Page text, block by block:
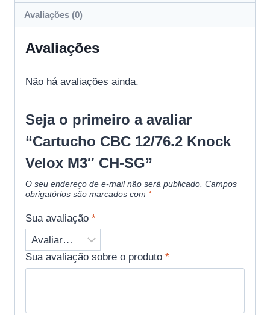
Avaliações (0)
Avaliações
Não há avaliações ainda.
Seja o primeiro a avaliar
“Cartucho CBC 12/76.2 Knock
Velox M3″ CH-SG”
O seu endereço de e-mail não será publicado. Campos
obrigatórios são marcados com *
Sua avaliação *
Sua avaliação sobre o produto *